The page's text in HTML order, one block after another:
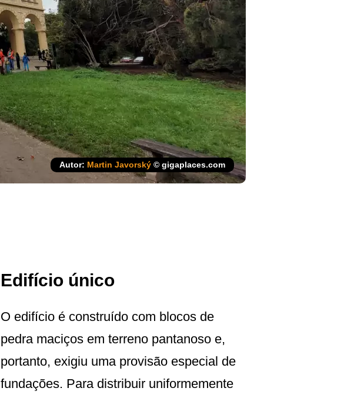
Autor: Martin Javorský © gigaplaces.com
Edifício único
O edifício é construído com blocos de
pedra maciços em terreno pantanoso e,
portanto, exigiu uma provisão especial de
fundações. Para distribuir uniformemente